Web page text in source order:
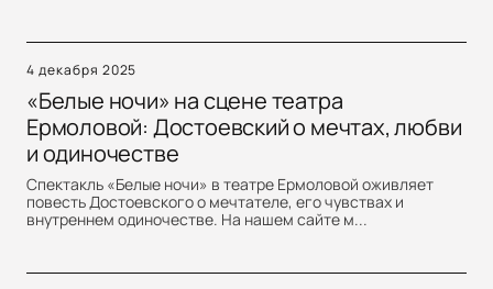
4 декабря 2025
«Белые ночи» на сцене театра
Ермоловой: Достоевский о мечтах, любви
и одиночестве
Спектакль «Белые ночи» в театре Ермоловой оживляет
повесть Достоевского о мечтателе, его чувствах и
внутреннем одиночестве. На нашем сайте м...